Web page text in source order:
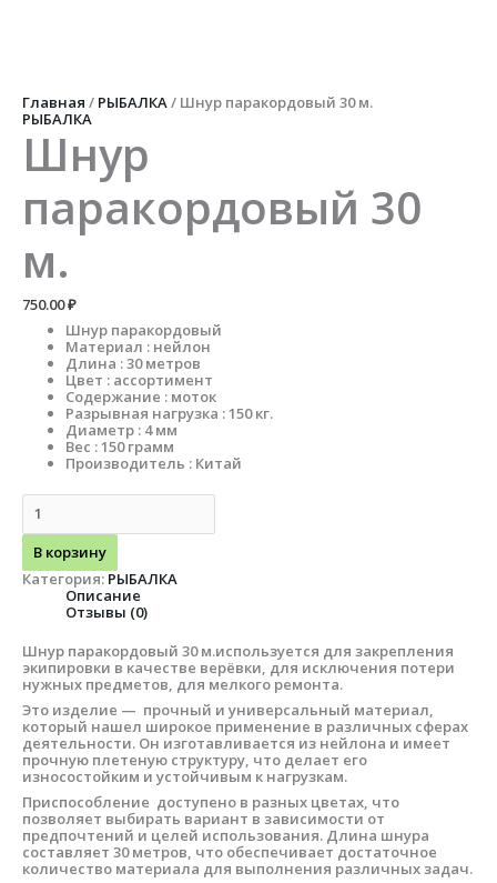
Главная / РЫБАЛКА/ Шнур паракордовый 30 м.
РЫБАЛКА
Шнур
паракордовый 30
м.
750.00₽
Шнур паракордовый
Материал : нейлон
Длина : 30 метров
Цвет : ассортимент
Содержание : моток
Разрывная нагрузка : 150 кг.
Диаметр : 4 мм
Вес : 150 грамм
Производитель : Китай
Шнур
паракордовый
30
В корзину
Категория: РЫБАЛКА
Описание
Отзывы (0)
Шнур паракордовый 30 м.используется для закрепления
экипировки в качестве верёвки, для исключения потери
нужных предметов, для мелкого ремонта.
Это изделие — прочный и универсальный материал,
который нашел широкое применение в различных сферах
деятельности. Он изготавливается из нейлона и имеет
прочную плетеную структуру, что делает его
износостойким и устойчивым к нагрузкам.
Приспособление доступено в разных цветах, что
позволяет выбирать вариант в зависимости от
предпочтений и целей использования. Длина шнура
составляет 30 метров, что обеспечивает достаточное
количество материала для выполнения различных задач.